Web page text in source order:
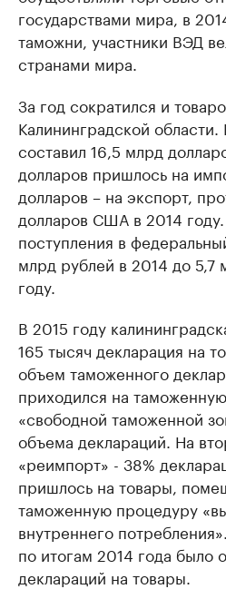
государствами мира, в
таможни, участники ВЭД
странами мира.
За год сократился и
Калининградской
составил 16,5 млрд
долларов пришлось на
долларов – на экспорт,
долларов США в 2014
поступления в
млрд рублей в 2014 до 5,7
году.
В 2015 году
165 тысяч декларация на
объем таможенного
приходился на
«свободной таможенной
объема деклараций. На
«реимпорт» - 38%
пришлось на товары,
таможенную процедуру
внутреннего
по итогам 2014 года было
деклараций на товары.